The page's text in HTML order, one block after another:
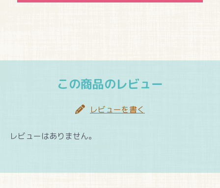
この商品のレビュー
レビューを書く
レビューはありません。